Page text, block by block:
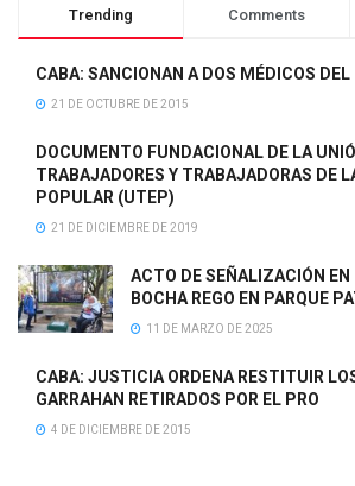
Trending Comments
CABA: SANCIONAN A DOS MÉDICOS
21 DE OCTUBRE DE 2015
DOCUMENTO FUNDACIONAL DE LA
TRABAJADORES Y TRABAJADORAS DE
POPULAR (UTEP)
21 DE DICIEMBRE DE 2019
ACTO DE SEÑALIZACIÓN
BOCHA REGO EN PARQUE
11 DE MARZO DE 2025
CABA: JUSTICIA ORDENA RESTITUIR
GARRAHAN RETIRADOS POR EL PRO
4 DE DICIEMBRE DE 2015